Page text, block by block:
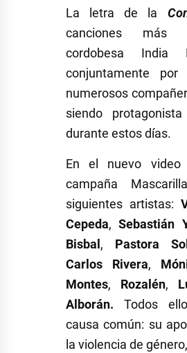
La letra de la
canciones
cordobesa India
conjuntamente
numerosos
siendo
durante estos días.
En el nuevo video
campaña
siguientes artistas:
Cepeda,Sebastián
Bisbal , Pastora
Carlos Rivera,
Montes, Rozalén,
Alborán. Todos
causa común: su
la violencia de